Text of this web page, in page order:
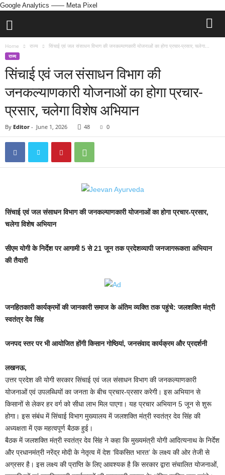
Google Analytics —— Meta Pixel
Home राज्य सिंचाई एवं जल संसाधन विभाग की जनकल्याणकारी योजनाओं का होगा प्रचार-प्रसार, चलेगा...
राज्य
सिंचाई एवं जल संसाधन विभाग की
जनकल्याणकारी योजनाओं का होगा प्रचार-
प्रसार, चलेगा विशेष अभियान
By Editor - June 1, 2026 48 0
सिंचाई एवं जल संसाधन विभाग की जनकल्याणकारी योजनाओं का होगा प्रचार-प्रसार,
चलेगा विशेष अभियान
सीएम योगी के निर्देश पर आगामी 5 से 21 जून तक प्रदेशव्यापी जनजागरूकता अभियान
की तैयारी
जनहितकारी कार्यक्रमों की जानकारी समाज के अंतिम व्यक्ति तक पहुंचे: जलशक्ति मंत्री
स्वतंत्र देव सिंह
जनपद स्तर पर भी आयोजित होंगी किसान गोष्ठियां, जनसंवाद कार्यक्रम और प्रदर्शनी
लखनऊ,
उत्तर प्रदेश की योगी सरकार सिंचाई एवं जल संसाधन विभाग की जनकल्याणकारी
योजनाओं एवं उपलब्धियों का जनता के बीच प्रचार-प्रसार करेगी। इस अभियान से
किसानों से लेकर हर वर्ग को सीधा लाभ मिल पाएगा। यह प्रचार अभियान 5 जून से शुरू
होगा। इस संबंध में सिंचाई विभाग मुख्यालय में जलशक्ति मंत्री स्वतंत्र देव सिंह की
अध्यक्षता में एक महत्वपूर्ण बैठक हुई।
बैठक में जलशक्ति मंत्री स्वतंत्र देव सिंह ने कहा कि मुख्यमंत्री योगी आदित्यनाथ के निर्देश
और प्रधानमंत्री नरेंद्र मोदी के नेतृत्व में देश ‘विकसित भारत’ के लक्ष्य की ओर तेजी से
अग्रसर है। इस लक्ष्य की प्राप्ति के लिए आवश्यक है कि सरकार द्वारा संचालित योजनाओं,